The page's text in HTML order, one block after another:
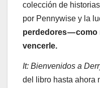
colección de
por Pennywise y la
perdedores —
vencerle.
It: Bienvenidos a
del libro hasta ahora